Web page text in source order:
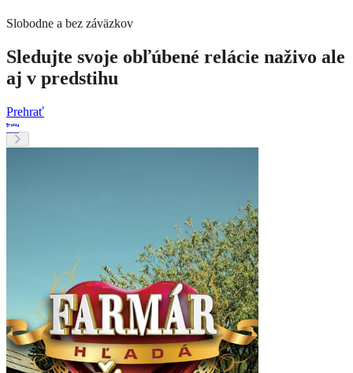
Slobodne a bez záväzkov
Sledujte svoje obľúbené relácie naživo ale
aj v predstihu
Prehrať